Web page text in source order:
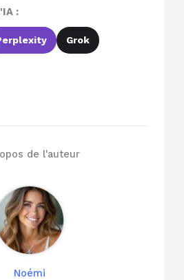
:
Grok
de l'auteur
Noémi